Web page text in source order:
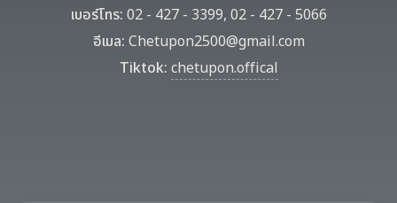
เบอร์โทร: 02 - 427 - 3399, 02 - 427 - 5066
อีเมล: Chetupon2500@gmail.com
Tiktok: chetupon.offical